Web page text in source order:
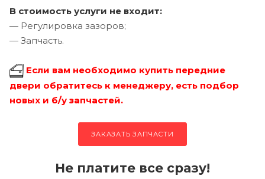
В стоимость услуги не входит:
— Регулировка зазоров;
— Запчасть.
Если вам необходимо купить передние
двери обратитесь к менеджеру, есть подбор
новых и б/у запчастей.
ЗАКАЗАТЬ ЗАПЧАСТИ
Не платите все сразу!